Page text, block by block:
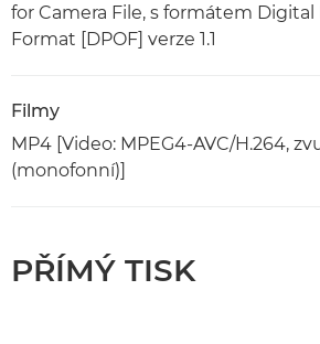
for Camera File, s formátem
Format [DPOF] verze 1.1
Filmy
MP4 [Video: MPEG4-AVC/H.264,
(monofonní)]
PŘÍMÝ TISK